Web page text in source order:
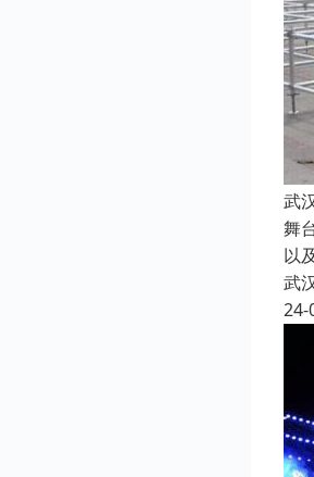
武
舞
以
武
24-